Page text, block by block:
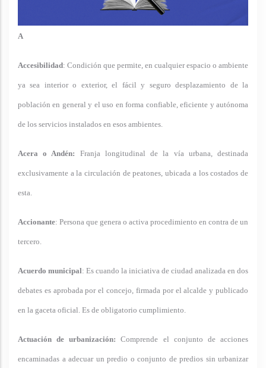
A
Accesibilidad: Condición que permite, en cualquier espacio o ambiente
ya sea interior o exterior, el fácil y seguro desplazamiento de la
población en general y el uso en forma confiable, eficiente y autónoma
de los servicios instalados en esos ambientes.
Acera o Andén: Franja longitudinal de la vía urbana, destinada
exclusivamente a la circulación de peatones, ubicada a los costados de
esta.
Accionante: Persona que genera o activa procedimiento en contra de un
tercero.
Acuerdo municipal: Es cuando la iniciativa de ciudad analizada en dos
debates es aprobada por el concejo, firmada por el alcalde y publicado
en la gaceta oficial. Es de obligatorio cumplimiento.
Actuación de urbanización: Comprende el conjunto de acciones
encaminadas a adecuar un predio o conjunto de predios sin urbanizar